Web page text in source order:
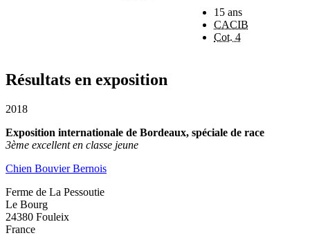
15 ans
CACIB
Cot. 4
Résultats en exposition
2018
Exposition internationale de Bordeaux, spéciale de race
3ème excellent en classe jeune
Chien Bouvier Bernois
Ferme de La Pessoutie
Le Bourg
24380 Fouleix
France